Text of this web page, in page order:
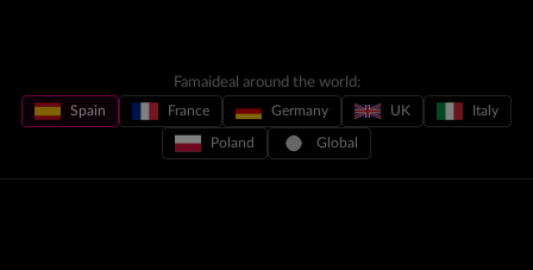
Famaideal around the world:
Spain France Germany UK Italy
Poland Global